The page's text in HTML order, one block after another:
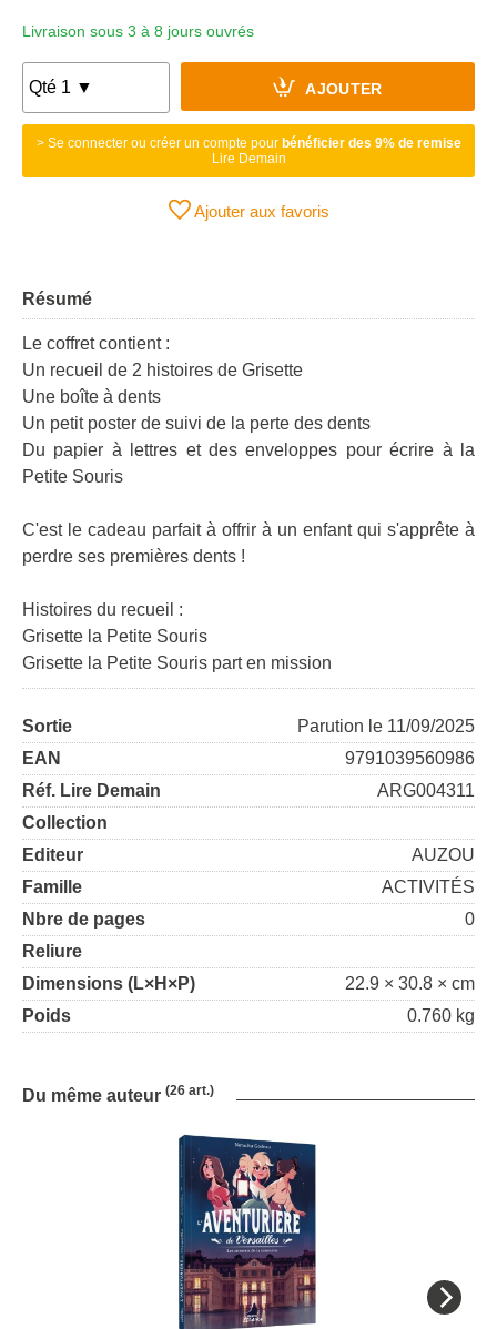
Livraison sous 3 à 8 jours ouvrés
AJOUTER
> Se connecter ou créer un compte pour bénéficier des 9% de remise
Lire Demain
Ajouter aux favoris
Résumé
Le coffret contient :
Un recueil de 2 histoires de Grisette
Une boîte à dents
Un petit poster de suivi de la perte des dents
Du papier à lettres et des enveloppes pour écrire à la
Petite Souris
C'est le cadeau parfait à offrir à un enfant qui s'apprête à
perdre ses premières dents !
Histoires du recueil :
Grisette la Petite Souris
Grisette la Petite Souris part en mission
Sortie
Parution le 11/09/2025
EAN
9791039560986
Réf. Lire Demain
ARG004311
Collection
Editeur
AUZOU
Famille
ACTIVITÉS
Nbre de pages
0
Reliure
Dimensions (L×H×P)
22.9 × 30.8 × cm
Poids
0.760 kg
Du même auteur (26 art.)